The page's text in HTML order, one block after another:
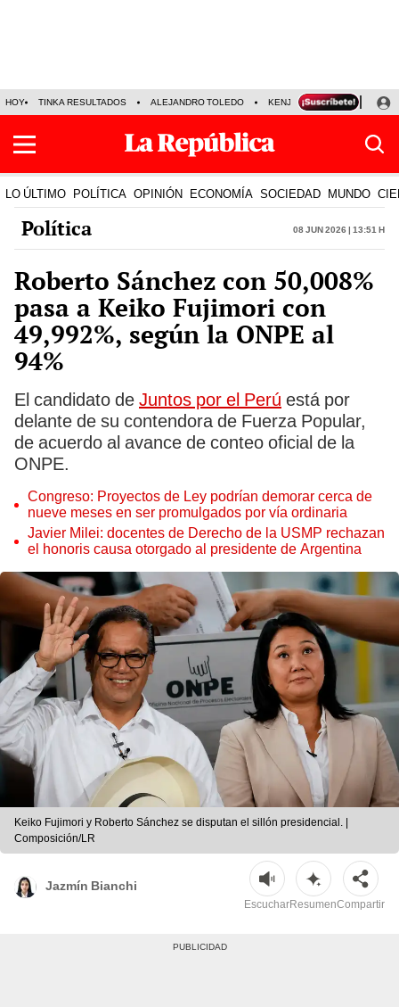
HOY TINKA RESULTADOS ALEJANDRO TOLEDO KENJI FUJIMORI
LO ÚLTIMO POLÍTICA OPINIÓN ECONOMÍA SOCIEDAD MUNDO
Política 08 Jun 2026 | 13:51 h
Roberto Sánchez con 50,008%
pasa a Keiko Fujimori con
49,992%, según la ONPE al
94%
El candidato de Juntos por el Perú está por
delante de su contendora de Fuerza Popular,
de acuerdo al avance de conteo oficial de la
ONPE.
Congreso: Proyectos de Ley podrían demorar cerca de
nueve meses en ser promulgados por vía ordinaria
Javier Milei: docentes de Derecho de la USMP rechazan
el honoris causa otorgado al presidente de Argentina
Keiko Fujimori y Roberto Sánchez se disputan el sillón presidencial. |
Composición/LR
Jazmín Bianchi
EscucharResumenCompartir